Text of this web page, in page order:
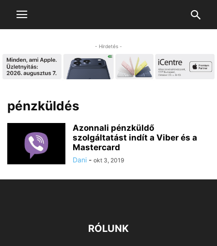
- Hirdetés -
pénzküldés
Azonnali pénzküldő
szolgáltatást indít a Viber és a
Mastercard
Dani - okt 3, 2019
RÓLUNK